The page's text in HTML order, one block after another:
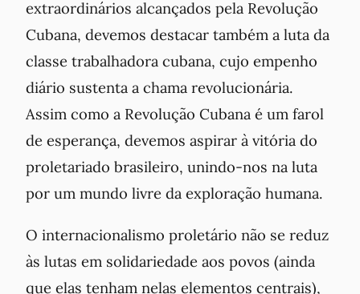
extraordinários alcançados pela Revolução
Cubana, devemos destacar também a luta da
classe trabalhadora cubana, cujo empenho
diário sustenta a chama revolucionária.
Assim como a Revolução Cubana é um farol
de esperança, devemos aspirar à vitória do
proletariado brasileiro, unindo-nos na luta
por um mundo livre da exploração humana.
O internacionalismo proletário não se reduz
às lutas em solidariedade aos povos (ainda
que elas tenham nelas elementos centrais),